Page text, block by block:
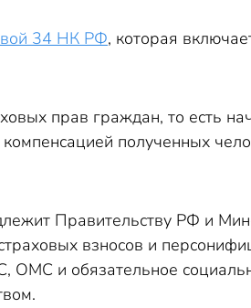
34 НК РФ, которая
прав граждан, то есть
полученных
Правительству РФ и
взносов и
ОМС и обязательное